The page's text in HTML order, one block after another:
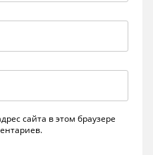
сайта в этом браузере